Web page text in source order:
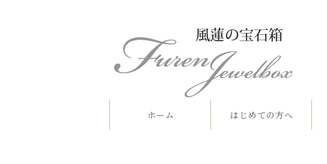
ホーム はじめての方へ